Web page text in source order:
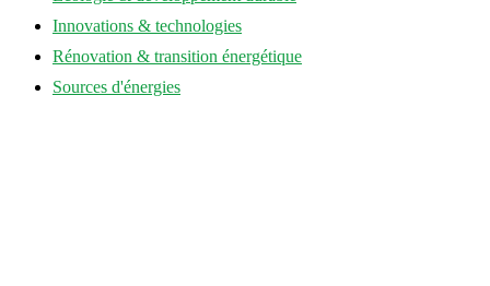
Innovations & technologies
Rénovation & transition énergétique
Sources d'énergies